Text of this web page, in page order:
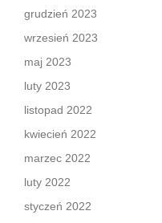
grudzień 2023
wrzesień 2023
maj 2023
luty 2023
listopad 2022
kwiecień 2022
marzec 2022
luty 2022
styczeń 2022